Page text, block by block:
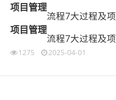
项目管理
流程7大过程及
项目管理
流程7大过程及
1275 2025-04-01